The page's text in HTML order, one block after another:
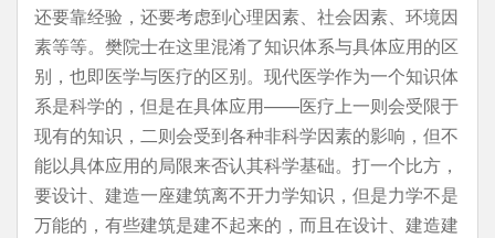
还要靠经验，还要考虑到心理因素、社会因素、环境因
素等等。樊院士在这里混淆了知识体系与具体应用的区
别，也即医学与医疗的区别。现代医学作为一个知识体
系是科学的，但是在具体应用——医疗上一则会受限于
现有的知识，二则会受到各种非科学因素的影响，但不
能以具体应用的局限来否认其科学基础。打一个比方，
要设计、建造一座建筑离不开力学知识，但是力学不是
万能的，有些建筑是建不起来的，而且在设计、建造建